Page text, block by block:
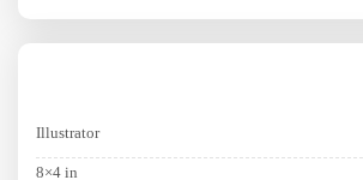
Illustrator
8×4 in